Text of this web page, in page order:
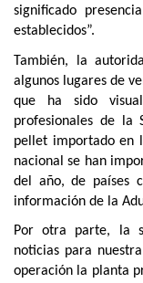
significado
establecidos”.
También, la
algunos lugares de
que ha sido
profesionales de la
pellet importado en
nacional se han
del año, de países
información de la
Por otra parte, la
noticias para
operación la planta